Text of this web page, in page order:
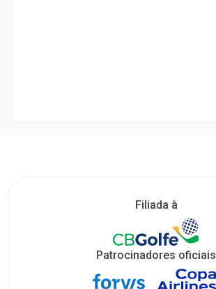
Filiada à
Patrocinadores oficiais